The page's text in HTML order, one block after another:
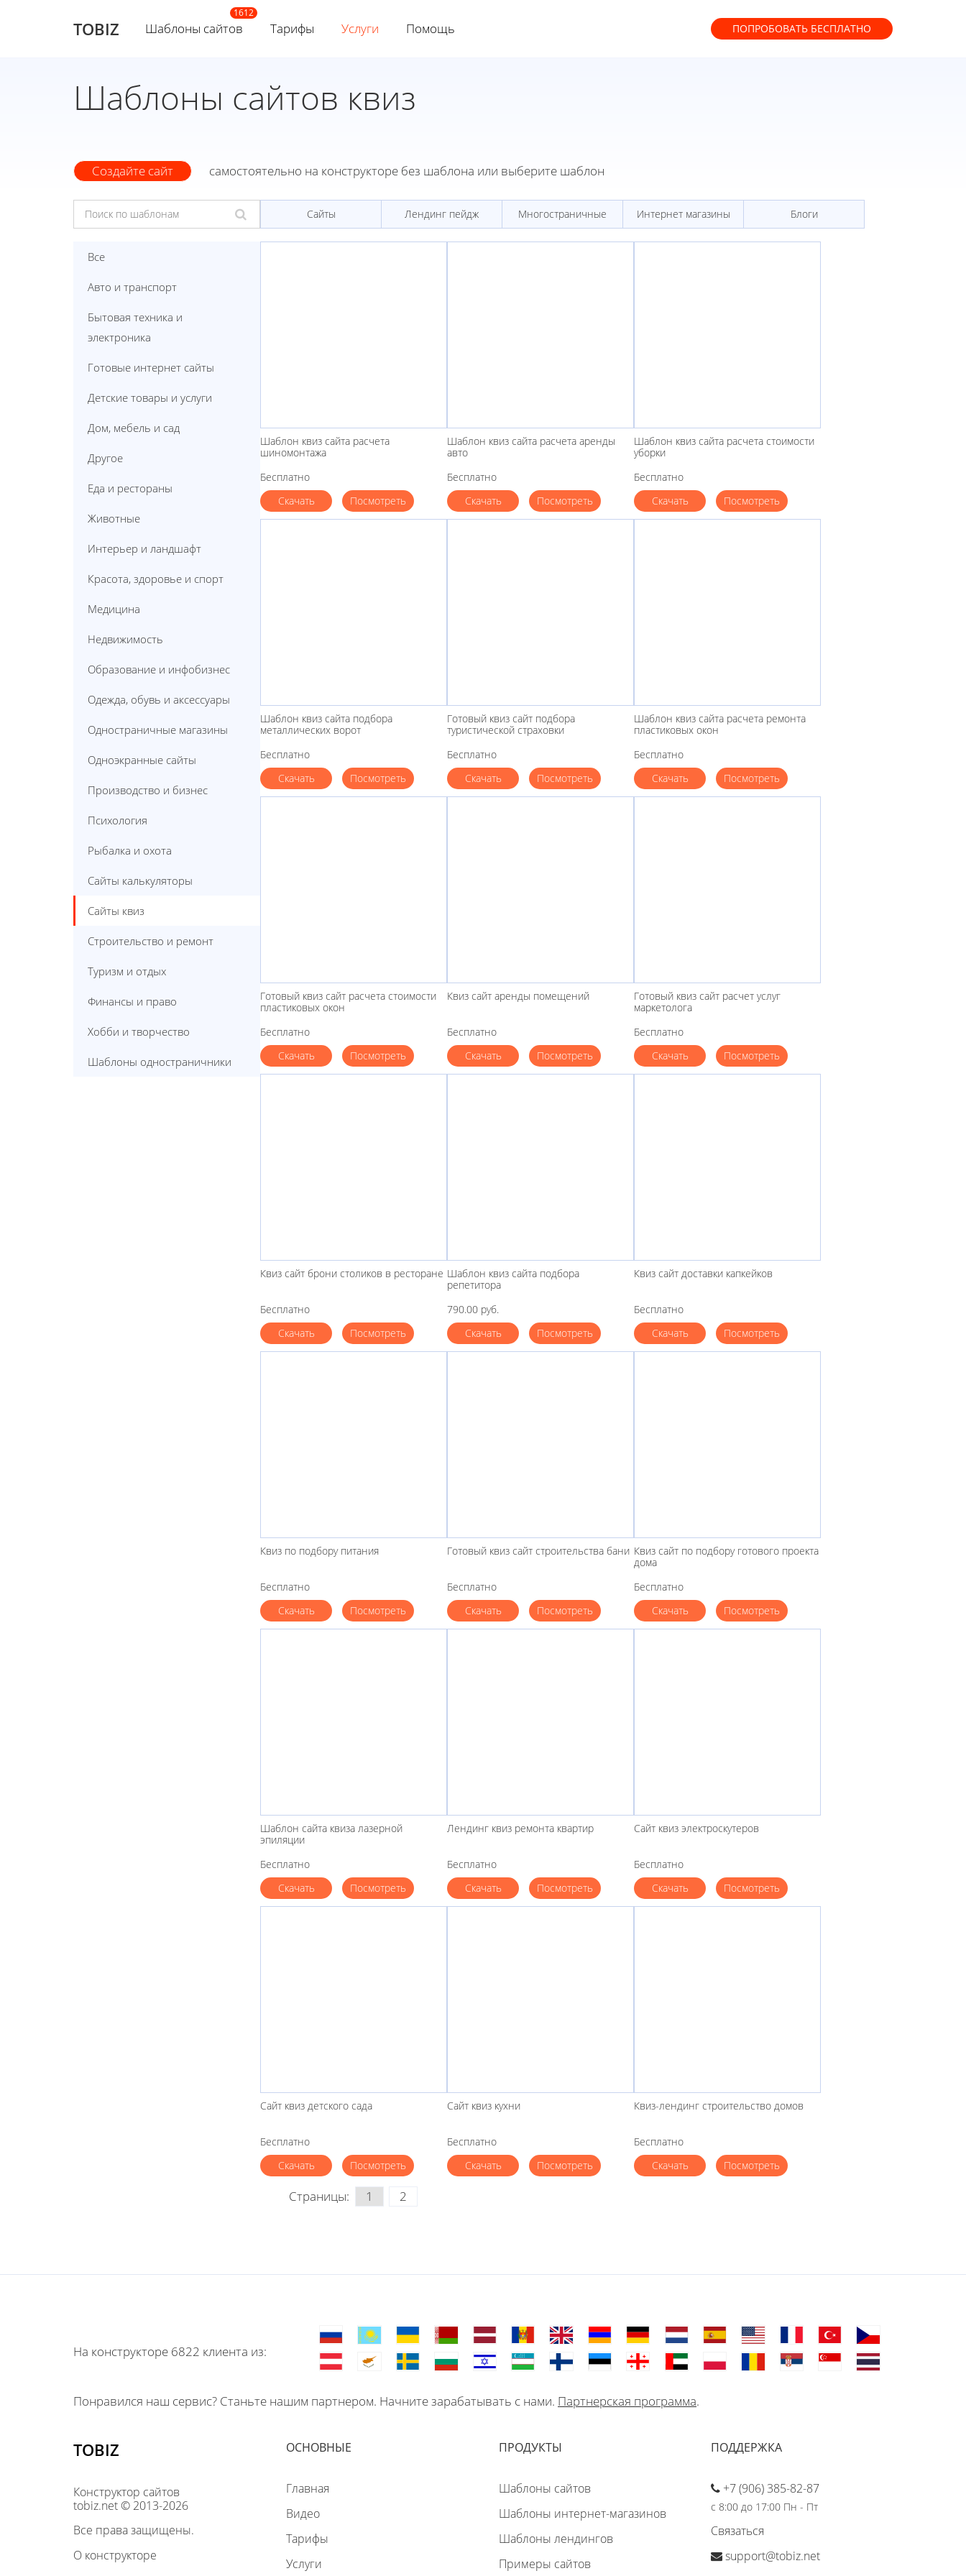
TOBIZ Шаблоны сайтов Тарифы Услуги Помощь ПОПРОБОВАТЬ БЕСПЛАТНО
Шаблоны сайтов квиз
Создайте сайт самостоятельно на конструкторе без шаблона или выберите шаблон
Все
Авто и транспорт
Бытовая техника и
электроника
Готовые интернет сайты
Детские товары и услуги
Дом, мебель и сад
Другое
Еда и рестораны
Животные
Интерьер и ландшафт
Красота, здоровье и спорт
Медицина
Недвижимость
Образование и инфобизнес
Одежда, обувь и аксессуары
Одностраничные магазины
Одноэкранные сайты
Производство и бизнес
Психология
Рыбалка и охота
Сайты калькуляторы
Сайты квиз
Строительство и ремонт
Туризм и отдых
Финансы и право
Хобби и творчество
Шаблоны одностраничники
Сайты Лендинг пейдж Многостраничные Интернет магазины Блоги
Шаблон квиз сайта расчета
шиномонтажа
Бесплатно
Скачать
Посмотреть
Шаблон квиз сайта расчета аренды
авто
Бесплатно
Скачать
Посмотреть
Шаблон квиз сайта расчета стоимости
уборки
Бесплатно
Скачать
Посмотреть
Шаблон квиз сайта подбора
металлических ворот
Бесплатно
Скачать
Посмотреть
Готовый квиз сайт подбора
туристической страховки
Бесплатно
Скачать
Посмотреть
Шаблон квиз сайта расчета ремонта
пластиковых окон
Бесплатно
Скачать
Посмотреть
Готовый квиз сайт расчета стоимости
пластиковых окон
Бесплатно
Скачать
Посмотреть
Квиз сайт аренды помещений
Бесплатно
Скачать
Посмотреть
Готовый квиз сайт расчет услуг
маркетолога
Бесплатно
Скачать
Посмотреть
Квиз сайт брони столиков в ресторане
Бесплатно
Скачать
Посмотреть
Шаблон квиз сайта подбора
репетитора
790.00 руб.
Скачать
Посмотреть
Квиз сайт доставки капкейков
Бесплатно
Скачать
Посмотреть
Квиз по подбору питания
Бесплатно
Скачать
Посмотреть
Готовый квиз сайт строительства бани
Бесплатно
Скачать
Посмотреть
Квиз сайт по подбору готового проекта
дома
Бесплатно
Скачать
Посмотреть
Шаблон сайта квиза лазерной
эпиляции
Бесплатно
Скачать
Посмотреть
Лендинг квиз ремонта квартир
Бесплатно
Скачать
Посмотреть
Сайт квиз электроскутеров
Бесплатно
Скачать
Посмотреть
Сайт квиз детского сада
Бесплатно
Скачать
Посмотреть
Сайт квиз кухни
Бесплатно
Скачать
Посмотреть
Квиз-лендинг строительство домов
Бесплатно
Скачать
Посмотреть
Страницы: 1 2
На конструкторе 6822 клиента из:
Понравился наш сервис? Станьте нашим партнером. Начните зарабатывать с нами. Партнерская программа.
TOBIZ
Конструктор сайтов
tobiz.net © 2013-2026
Все права защищены.
О конструкторе
ОСНОВНЫЕ
Главная
Видео
Тарифы
Услуги
ПРОДУКТЫ
Шаблоны сайтов
Шаблоны интернет-магазинов
Шаблоны лендингов
Примеры сайтов
ПОДДЕРЖКА
+7 (906) 385-82-87
с 8:00 до 17:00 Пн - Пт
Связаться
support@tobiz.net